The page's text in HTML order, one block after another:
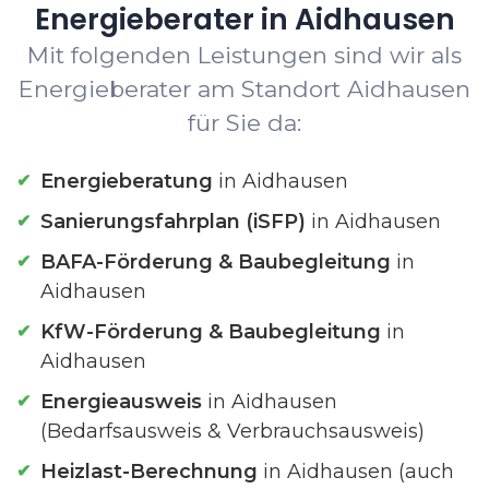
Energieberater in Aidhausen
Mit folgenden Leistungen sind wir als
Energieberater am Standort Aidhausen
für Sie da:
Energieberatung in Aidhausen
Sanierungsfahrplan (iSFP) in Aidhausen
BAFA-Förderung & Baubegleitung in
Aidhausen
KfW-Förderung & Baubegleitung in
Aidhausen
Energieausweis in Aidhausen
(Bedarfsausweis & Verbrauchsausweis)
Heizlast-Berechnung in Aidhausen (auch